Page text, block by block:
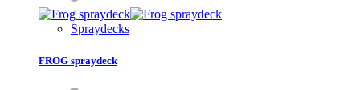
Spraydecks
FROG spraydeck